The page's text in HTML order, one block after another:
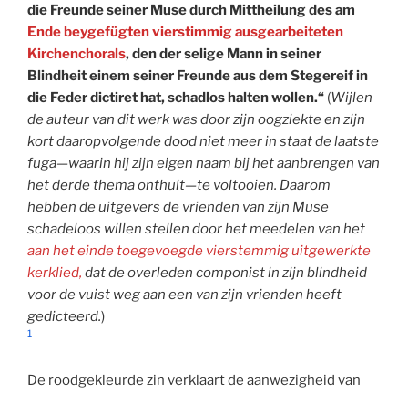
die Freunde seiner Muse durch Mittheilung des am
Ende beygefügten vierstimmig ausgearbeiteten
Kirchenchorals, den der selige Mann in seiner
Blindheit einem seiner Freunde aus dem Stegereif in
die Feder dictiret hat, schadlos halten wollen.“ (Wijlen
de auteur van dit werk was door zijn oogziekte en zijn
kort daaropvolgende dood niet meer in staat de laatste
fuga—waarin hij zijn eigen naam bij het aanbrengen van
het derde thema onthult—te voltooien. Daarom
hebben de uitgevers de vrienden van zijn Muse
schadeloos willen stellen door het meedelen van het
aan het einde toegevoegde vierstemmig uitgewerkte
kerklied, dat de overleden componist in zijn blindheid
voor de vuist weg aan een van zijn vrienden heeft
gedicteerd.)
1
De roodgekleurde zin verklaart de aanwezigheid van